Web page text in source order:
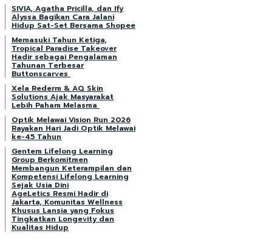
SIVIA, Agatha Pricilla, dan Ify
Alyssa Bagikan Cara Jalani
Hidup Sat-Set Bersama Shopee
Memasuki Tahun Ketiga,
Tropical Paradise Takeover
Hadir sebagai Pengalaman
Tahunan Terbesar
Buttonscarves
Xela Rederm & AQ Skin
Solutions Ajak Masyarakat
Lebih Paham Melasma
Optik Melawai Vision Run 2026
Rayakan Hari Jadi Optik Melawai
ke-45 Tahun
Gentem Lifelong Learning
Group Berkomitmen
Membangun Keterampilan dan
Kompetensi Lifelong Learning
Sejak Usia Dini
AgeLetics Resmi Hadir di
Jakarta, Komunitas Wellness
Khusus Lansia yang Fokus
Tingkatkan Longevity dan
Kualitas Hidup